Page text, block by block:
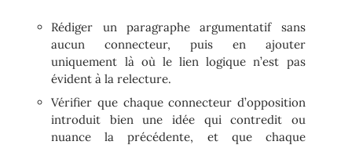
Rédiger un paragraphe argumentatif sans
aucun connecteur, puis en ajouter
uniquement là où le lien logique n’est pas
évident à la relecture.
Vérifier que chaque connecteur d’opposition
introduit bien une idée qui contredit ou
nuance la précédente, et que chaque